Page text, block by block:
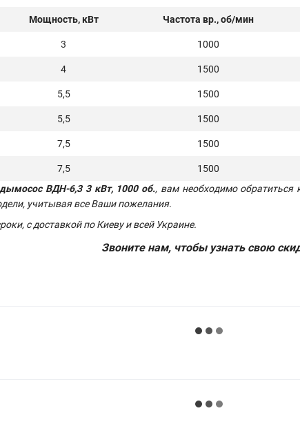
Мощность, кВт Частота вр., об/мин
3 1000
4 1500
5,5 1500
5,5 1500
7,5 1500
7,5 1500
дымосос ВДН-6,3 3 кВт, 1000 об., вам необходимо
учитывая все Ваши пожелания.
с доставкой по Киеву и всей Украине.
Звоните нам, чтобы узнать свою